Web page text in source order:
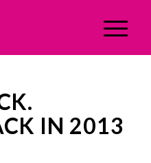
IN 2013